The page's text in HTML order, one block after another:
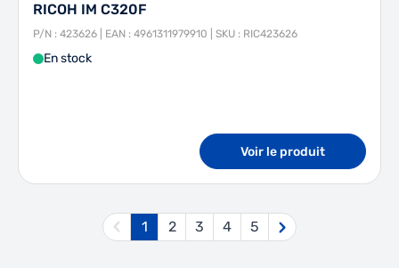
RICOH IM C320F
P/N : 423626 | EAN : 4961311979910 | SKU : RIC423626
En stock
Voir le produit
Vous lisez actuellement la page
1
Page
2
Page
3
Page
4
Page
5